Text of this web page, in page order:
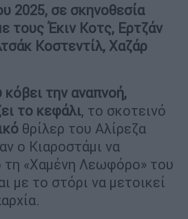
2025, σε σκηνοθεσία
τους Έκιν Κοτς, Ερτζάν
Κοστεντίλ, Χαζάρ
την αναπνοή,
το κεφάλι, το σκοτεινό
θρίλερ του Αλίρεζα
ο Κιαροστάμι να
τη «Χαμένη Λεωφόρο» του
με το στόρι να μετοικεί